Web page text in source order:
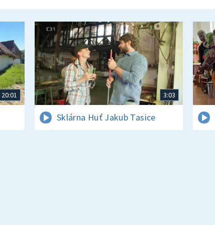
20:01 3:03
Sklárna Huť Jakub Tasice